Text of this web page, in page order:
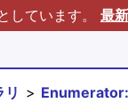
しています。 最